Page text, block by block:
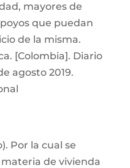
mayores de
que puedan
de la misma.
[Colombia]. Diario
agosto 2019.
Por la cual se
de vivienda